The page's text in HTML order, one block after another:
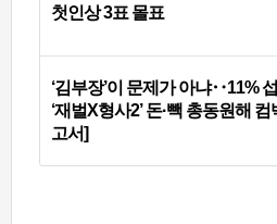
첫인상 3표 몰표
‘김부장’이 문제가 아냐‥11%
‘재벌X형사2’ 돈·빽 총동원해
고서]